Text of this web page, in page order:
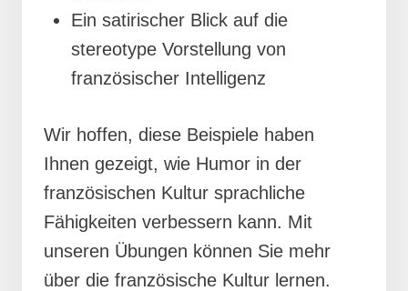
Ein satirischer Blick auf die
stereotype Vorstellung von
französischer Intelligenz
Wir hoffen, diese Beispiele haben
Ihnen gezeigt, wie Humor in der
französischen Kultur sprachliche
Fähigkeiten verbessern kann. Mit
unseren Übungen können Sie mehr
über die französische Kultur lernen.